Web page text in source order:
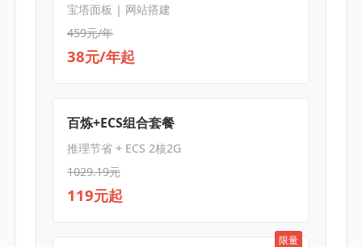
宝塔面板 | 网站搭建
459元/年
38元/年起
百炼+ECS组合套餐
推理节省 + ECS 2核2G
1029.19元
119元起
限量